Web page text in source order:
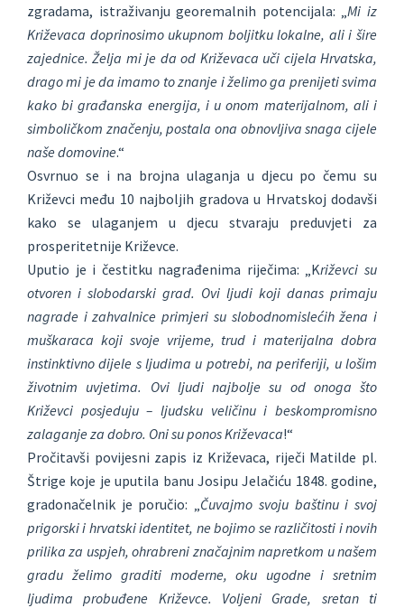
zgradama, istraživanju georemalnih potencijala: „Mi iz
Križevaca doprinosimo ukupnom boljitku lokalne, ali i šire
zajednice. Želja mi je da od Križevaca uči cijela Hrvatska,
drago mi je da imamo to znanje i želimo ga prenijeti svima
kako bi građanska energija, i u onom materijalnom, ali i
simboličkom značenju, postala ona obnovljiva snaga cijele
naše domovine.“
Osvrnuo se i na brojna ulaganja u djecu po čemu su
Križevci među 10 najboljih gradova u Hrvatskoj dodavši
kako se ulaganjem u djecu stvaraju preduvjeti za
prosperitetnije Križevce.
Uputio je i čestitku nagrađenima riječima: „Križevci su
otvoren i slobodarski grad. Ovi ljudi koji danas primaju
nagrade i zahvalnice primjeri su slobodnomislećih žena i
muškaraca koji svoje vrijeme, trud i materijalna dobra
instinktivno dijele s ljudima u potrebi, na periferiji, u lošim
životnim uvjetima. Ovi ljudi najbolje su od onoga što
Križevci posjeduju – ljudsku veličinu i beskompromisno
zalaganje za dobro. Oni su ponos Križevaca!“
Pročitavši povijesni zapis iz Križevaca, riječi Matilde pl.
Štrige koje je uputila banu Josipu Jelačiću 1848. godine,
gradonačelnik je poručio: „ Čuvajmo svoju baštinu i svoj
prigorski i hrvatski identitet, ne bojimo se različitosti i novih
prilika za uspjeh, ohrabreni značajnim napretkom u našem
gradu želimo graditi moderne, oku ugodne i sretnim
ljudima probuđene Križevce. Voljeni Grade, sretan ti